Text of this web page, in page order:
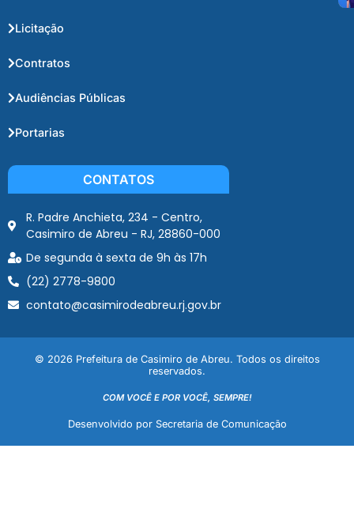
Licitação
Contratos
Audiências Públicas
Portarias
CONTATOS
R. Padre Anchieta, 234 - Centro,
Casimiro de Abreu - RJ, 28860-000
De segunda à sexta de 9h às 17h
(22) 2778-9800
contato@casimirodeabreu.rj.gov.br
© 2026 Prefeitura de Casimiro de Abreu. Todos os direitos
reservados.
COM VOCÊ E POR VOCÊ, SEMPRE!
Desenvolvido por Secretaria de Comunicação